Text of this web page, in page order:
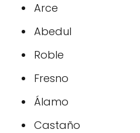
Arce
Abedul
Roble
Fresno
Álamo
Castaño